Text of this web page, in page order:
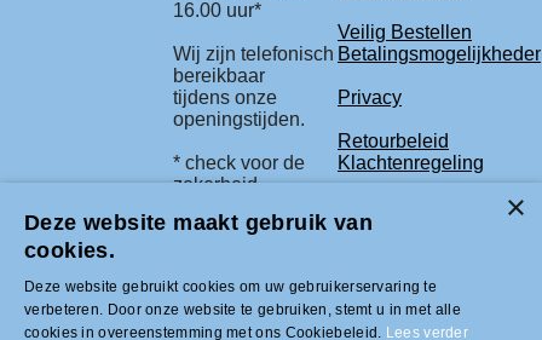
16.00 uur*
Veilig Bestellen
Wij zijn telefonisch
bereikbaar
tijdens onze
openingstijden.
Privacy
Retourbeleid
* check voor de
zekerheid
Klachtenregeling
agenda.
Tel +31 (0)33-2996333 |
info@modelbouwled.nl | BTW nummer
Deze website maakt gebruik van
cookies.
Deze website gebruikt cookies om uw gebruikerservaring te
verbeteren. Door onze website te gebruiken, stemt u in met alle
cookies in overeenstemming met ons Cookiebeleid. Lees verder